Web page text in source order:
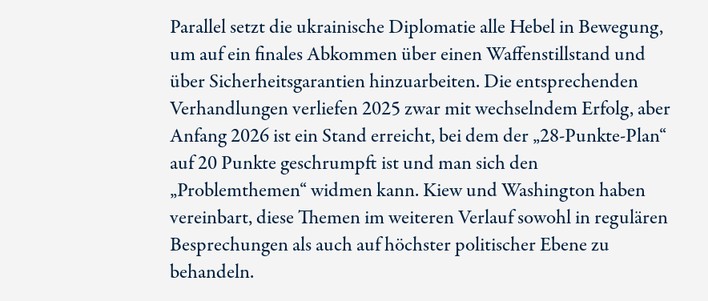
Parallel setzt die ukrainische Diplomatie alle Hebel in Bewegung,
um auf ein finales Abkommen über einen Waffenstillstand und
über Sicherheitsgarantien hinzuarbeiten. Die entsprechenden
Verhandlungen verliefen 2025 zwar mit wechselndem Erfolg, aber
Anfang 2026 ist ein Stand erreicht, bei dem der „28-Punkte-Plan“
auf20 Punkte geschrumpft ist und man sich den
„Problemthemen“ widmen kann. Kiew und Washington haben
vereinbart, diese Themen im weiteren Verlauf sowohl in regulären
Besprechungen als auch auf höchster politischer Ebene zu
behandeln.